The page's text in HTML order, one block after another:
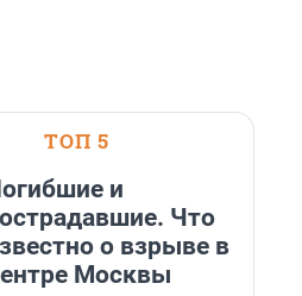
ТОП 5
и
Что
о взрыве в
Москвы